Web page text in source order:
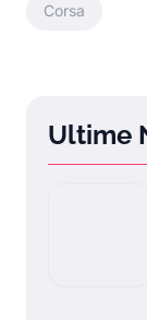
Corsa
Ultime